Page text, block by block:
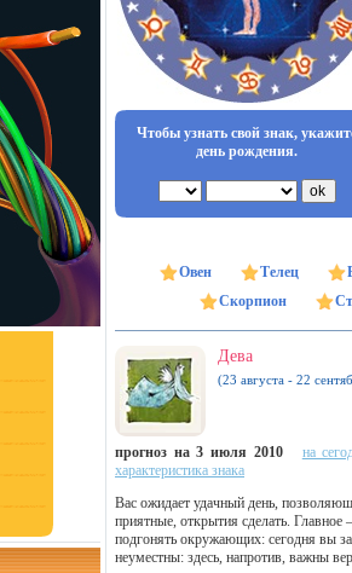
Чтобы узнать свой знак,
день рождения.
Овен Телец
Скорпион
Дева
(23 августа - 22
прогноз на 3 июля 2010
на
характеристика знака
Вас ожидает удачный день,
приятные, открытия сделать. Главное
подгонять окружающих: сегодня вы
неуместны: здесь, напротив, важны